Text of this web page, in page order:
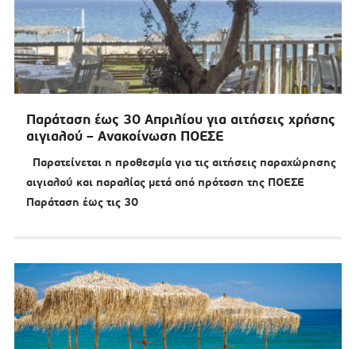
Παράταση έως 30 Απριλίου για αιτήσεις χρήσης
αιγιαλού – Ανακοίνωση ΠΟΕΣΕ
Παρατείνεται η προθεσμία για τις αιτήσεις παραχώρησης
αιγιαλού και παραλίας μετά από πρόταση της ΠΟΕΣΕ
Παράταση έως τις 30